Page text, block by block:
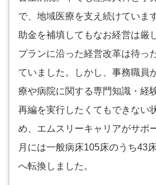
で、地域医療を支え続けていま
助金を補填してもなお経営は厳
プランに沿った経営改革は待っ
ていました。しかし、事務職員
療や病院に関する専門知識・経
再編を実行したくてもできない
め、エムスリーキャリアがサポ
月には一般病床105床のうち43
へ転換しました。